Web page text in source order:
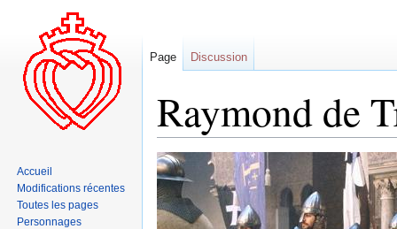
Raymond de
Aller
à
la
navigation
Aller
à
la
recherche
Page Discussion
Accueil
Modifications récentes
Toutes les pages
Personnages